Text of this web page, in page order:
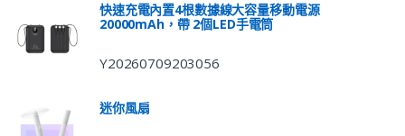
快速充電內置4根數據線大容量移動電源
20000mAh，帶 2個LED手電筒
Y20260709203056
迷你風扇